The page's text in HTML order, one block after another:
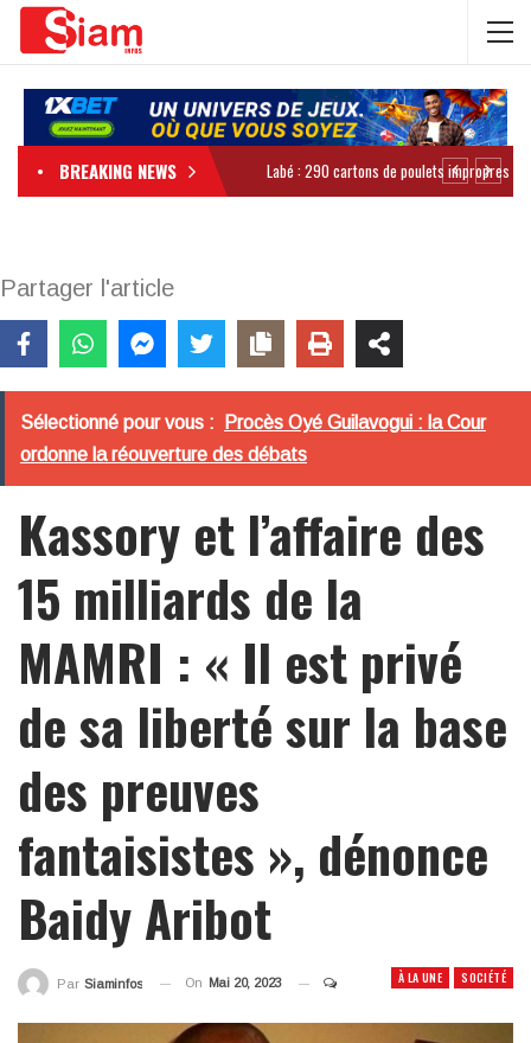
BREAKING NEWS
Partager l'article
Sélectionné pour vous :
Procès Oyé Guilavogui : la Cour
ordonne la réouverture des débats
Kassory et l’affaire des
15 milliards de la
MAMRI : « Il est privé
de sa liberté sur la base
des preuves
fantaisistes », dénonce
Baidy Aribot
À LA UNE SOCIÉTÉ
Par Siaminfos On Mai 20, 2023